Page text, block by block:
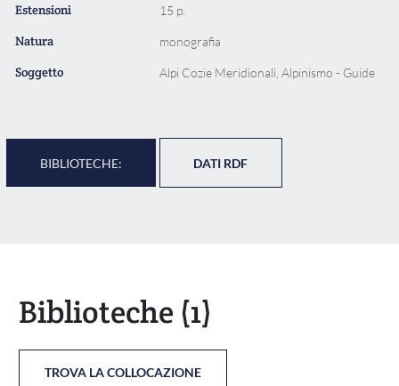
Estensioni 15 p.
Natura monografia
Soggetto Alpi Cozie Meridionali, Alpinismo - Guide
BIBLIOTECHE: DATI RDF
Biblioteche (1)
TROVA LA COLLOCAZIONE